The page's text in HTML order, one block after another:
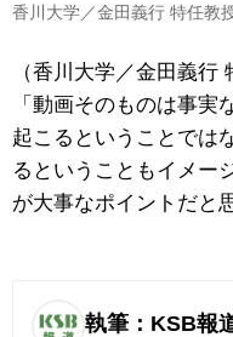
香川大学／金田義行 特任教
（香川大学／金田義行
「動画そのものは事
起こるということでは
るということもイメー
が大事なポイントだと
執筆：KSB報